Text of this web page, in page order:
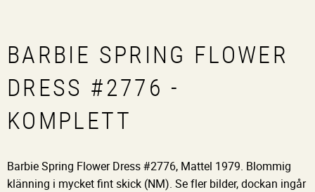
BARBIE SPRING FLOWER
DRESS #2776 -
KOMPLETT
Barbie Spring Flower Dress #2776, Mattel 1979. Blommig
klänning i mycket fint skick (NM). Se fler bilder, dockan ingår